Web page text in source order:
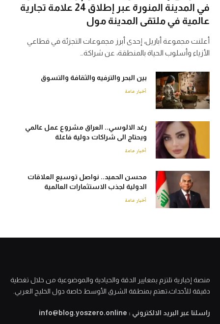
في المدينة المنورة عبر إطلاق 24 علامة تجارية
عالمية في ملتقى المدينة مول
أعلنت مجموعة أباريل، إحدى أبرز مجموعات التجزئة في قطاعي
الأزياء وأسلوب الحياة بالمنطقة، عن شراكة…
بين البحر والترفيه والثقافة والتسوق
أخبار عامة
رغد الالوسي.. العراق مشروع عمل عالمي
ويحتاج الى شراكات دولية فاعلة
أخبار عامة
محسن الحميد.. نواصل توسيع العلاقات
الدولية لجذب الاستثمارات العالمية
أخبار عامة
منصة إخبارية تلتزم بمعايير الدقة والحيادية والموضوعية من خلال تغطية
دقيقة للأحداث،تهتم بمنطقة الشرق الأوسط خاصة دول الخليج العربي.
راسلنا عبر البريد الالكتروني : info@blog.yoszero.online